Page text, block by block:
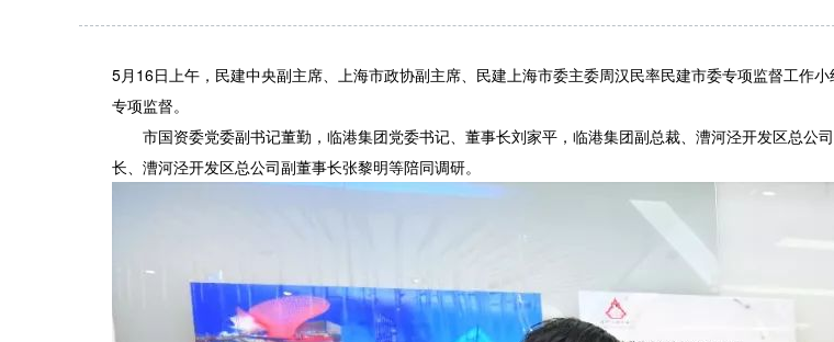
5月16日上午，民建中央副主席、上海市政协副主席、民建上海市委主委周汉民率民建市委专项监督工作
专项监督。
市国资委党委副书记董勤，临港集团党委书记、董事长刘家平，临港集团副总裁、漕河泾开发区总公
长、漕河泾开发区总公司副董事长张黎明等陪同调研。